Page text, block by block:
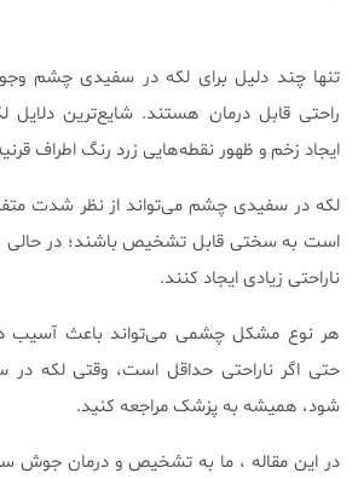
تنها چند دلیل برای لکه‌ در سفیدی چشم
راحتی قابل درمان هستند. شایع‌ترین
ایجاد زخم و ظهور نقطه‌هایی زرد رنگ اطراف
لکه در سفیدی چشم می‌تواند از نظر شدت
است به سختی قابل تشخیص باشند؛ در حالی
ناراحتی زیادی ایجاد کنند.
هر نوع مشکل چشمی می‌تواند باعث آسیب
حتی اگر ناراحتی حداقل است، وقتی لکه
شود، همیشه به پزشک مراجعه کنید.
در این مقاله ، ما به تشخیص و درمان